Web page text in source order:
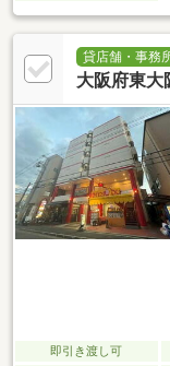
貸店舗・事務
大阪府東大
即引き渡し可